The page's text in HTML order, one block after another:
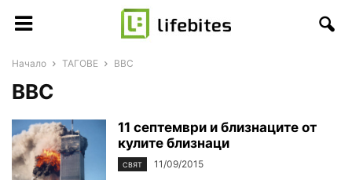
Начало ТАГОВЕ BBC
BBC
11 септември и близнаците от
кулите близнаци
СВЯТ 11/09/2015